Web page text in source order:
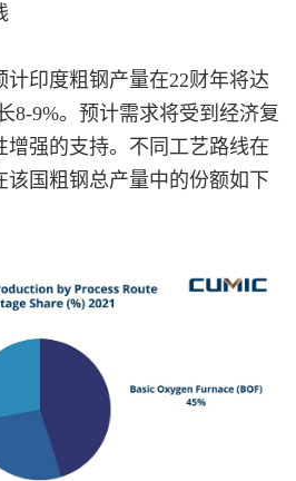
计印度粗钢产量在22财年将达
8-9%。预计需求将受到经济复
增强的支持。不同工艺路线在
该国粗钢总产量中的份额如下